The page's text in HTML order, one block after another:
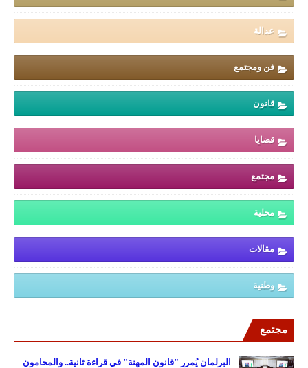
عدالة
فن ومجتمع
قانون
قضايا
مجتمع
محلية
مقالات
وطنية
مجتمع
البرلمان يُمرر "قانون المهنة" في قراءة ثانية.. والمحامون